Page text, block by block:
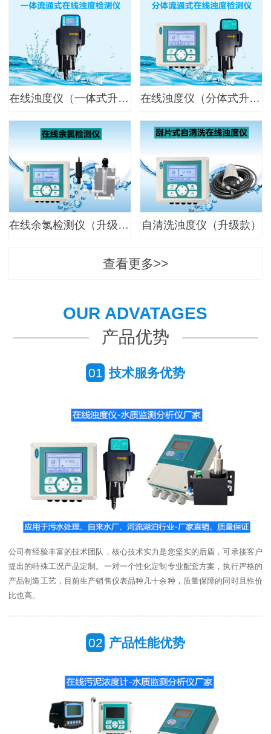
在线浊度仪（一体式升级款） 在线浊度仪（分体式升级款）
在线余氯检测仪（升级款） 自清洗浊度仪（升级款）
查看更多>>
OUR ADVATAGES
产品优势
01 技术服务优势
公司有经验丰富的技术团队，核心技术实力是您坚实的后盾，可承接客户
提出的特殊工况产品定制。一对一个性化定制专业配套方案，执行严格的
产品制造工艺，目前生产销售仪表品种几十余种，质量保障的同时且性价
比也高。
02 产品性能优势